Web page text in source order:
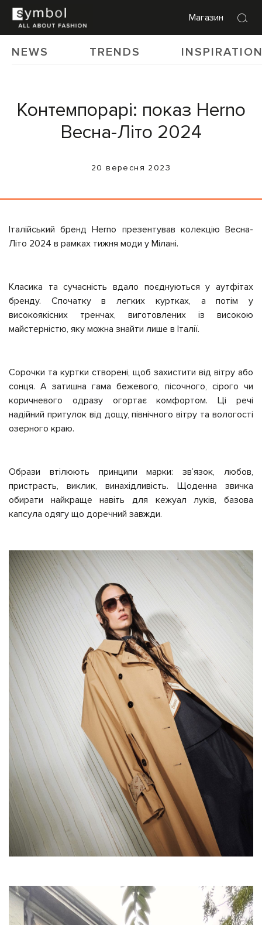
Магазин
NEWS TRENDS
Контемпорарі: показ Herno
Весна-Літо 2024
20 вересня 2023
Італійський бренд Herno презентував колекцію Весна-
Літо 2024 в рамках тижня моди у Мілані.
Класика та сучасність вдало поєднуються у аутфітах
бренду. Спочатку в легких куртках, а потім у
високоякісних тренчах, виготовлених із високою
майстерністю, яку можна знайти лише в Італії.
Сорочки та куртки створені, щоб захистити від вітру або
сонця. А затишна гама бежевого, пісочного, сірого чи
коричневого одразу огортає комфортом. Ці речі
надійний притулок від дощу, північного вітру та вологості
озерного краю.
Образи втілюють принципи марки: зв’язок, любов,
пристрасть, виклик, винахідливість. Щоденна звичка
обирати найкраще навіть для кежуал луків, базова
капсула одягу що доречний завжди.